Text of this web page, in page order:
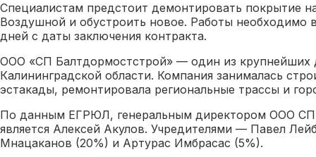
Специалистам предстоит демонтировать покрытие
Воздушной и обустроить новое. Работы необходимо
дней с даты заключения контракта.
ООО «СП Балтдормостстрой» — один из крупнейших
Калининградской области. Компания занималась
эстакады, ремонтировала региональные трассы и
По данным ЕГРЮЛ, генеральным директором ООО СП
является Алексей Акулов. Учредителями — Павел
Мнацаканов (20%) и Артурас Имбрасас (5%).